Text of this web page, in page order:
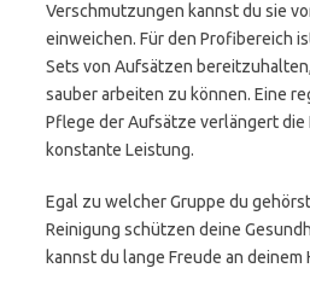
Verschmutzungen kannst du sie
einweichen. Für den Profibereich
Sets von Aufsätzen
sauber arbeiten zu können. Eine
Pflege der Aufsätze verlängert
konstante Leistung.
Egal zu welcher Gruppe du
Reinigung schützen deine
kannst du lange Freude an deinem